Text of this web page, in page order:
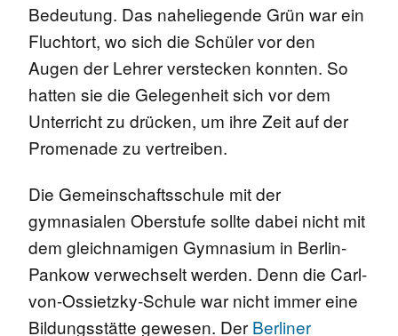
Bedeutung. Das naheliegende Grün war ein
Fluchtort, wo sich die Schüler vor den
Augen der Lehrer verstecken konnten. So
hatten sie die Gelegenheit sich vor dem
Unterricht zu drücken, um ihre Zeit auf der
Promenade zu vertreiben.
Die Gemeinschaftsschule mit der
gymnasialen Oberstufe sollte dabei nicht mit
dem gleichnamigen Gymnasium in Berlin-
Pankow verwechselt werden. Denn die Carl-
von-Ossietzky-Schule war nicht immer eine
Bildungsstätte gewesen. Der Berliner